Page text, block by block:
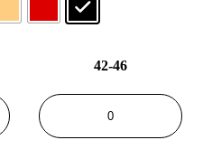
42-46